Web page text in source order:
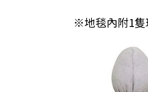
※地毯內附1隻